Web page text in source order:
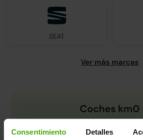
Consentimiento Detalles
SEAT
Coches km0